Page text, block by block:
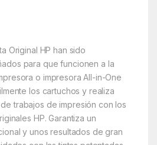
Original HP han sido
para que funcionen a la
o impresora All-in-One
los cartuchos y realiza
trabajos de impresión con los
HP. Garantiza un
y unos resultados de gran